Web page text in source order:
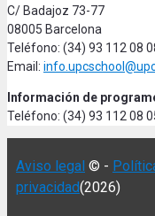
C/ Badajoz 73-77
08005 Barcelona
Teléfono: (34) 93 112 08
Email:
Información de
Teléfono: (34) 93 112 08
Aviso legal © -
privacidad(2026)